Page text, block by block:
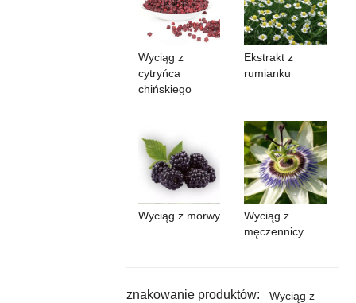
Wyciąg z
cytryńca
chińskiego
Ekstrakt z
rumianku
Wyciąg z morwy
Wyciąg z
męczennicy
znakowanie produktów:
Wyciąg z